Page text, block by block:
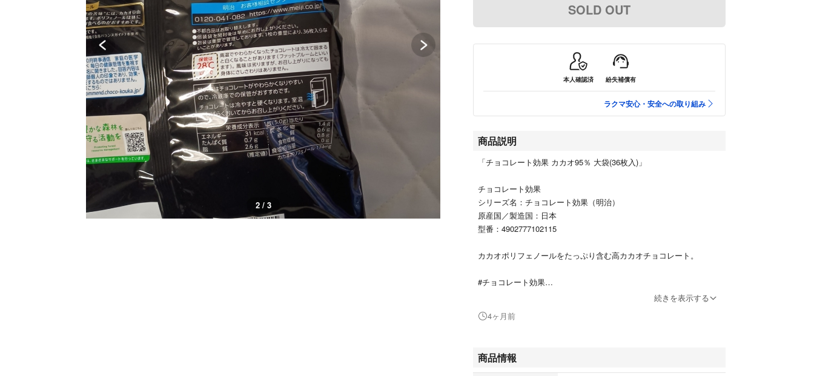
3 / 3
SOLD OUT
本人確認済 紛失補償有
ラクマ安心・安全への取り組み
商品説明
「チョコレート効果 カカオ95％ 大袋(36枚入)」
チョコレート効果
シリーズ名：チョコレート効果（明治）
原産国／製造国：日本
型番：4902777102115
カカオポリフェノールをたっぷり含む高カカオチョコレート。
#チョコレート効果
#食品
続きを表示する
4ヶ月前
商品情報